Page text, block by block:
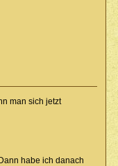
man sich jetzt
habe ich danach